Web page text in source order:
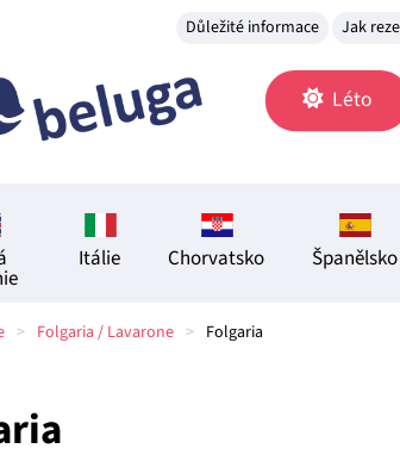
Důležité informace Jak
Léto
Itálie Chorvatsko Španělsko
> Folgaria / Lavarone > Folgaria